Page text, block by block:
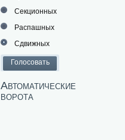
Секционных
Распашных
Сдвижных
Автоматические
ворота